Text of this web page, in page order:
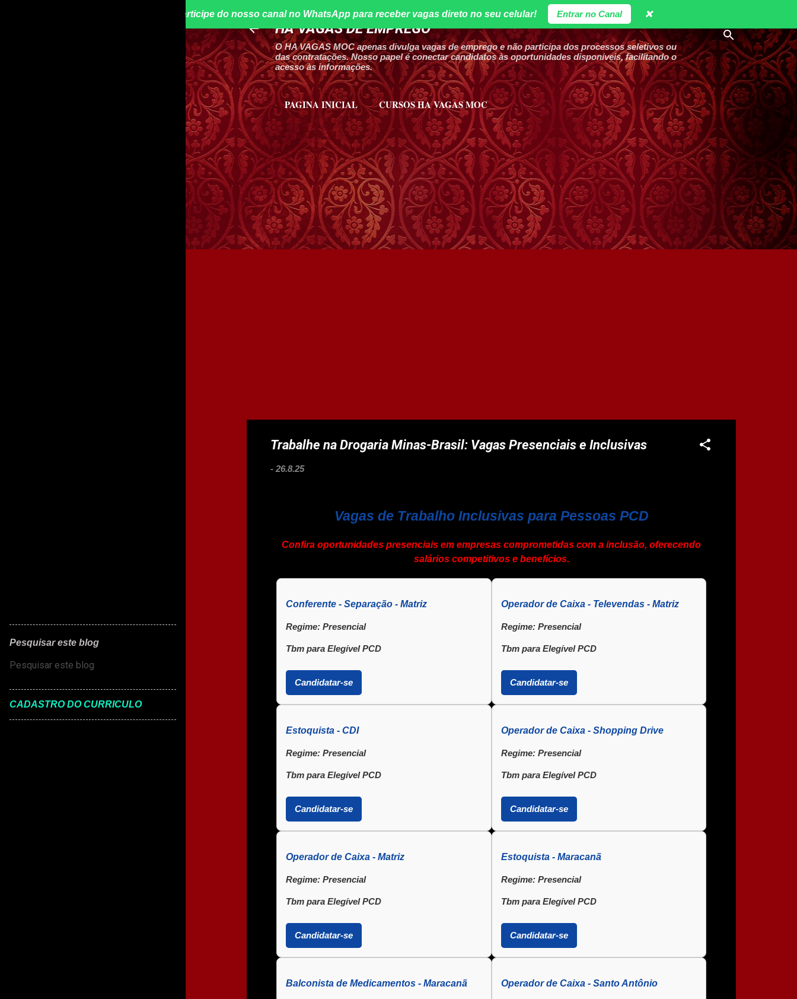
Pular para o conteúdo principal
HA VAGAS DE EMPREGO
O HA VAGAS MOC apenas divulga vagas de emprego e não participa dos processos seletivos ou
das contratações. Nosso papel é conectar candidatos às oportunidades disponíveis, facilitando o
acesso às informações.
📢 Participe do nosso canal no WhatsApp para receber vagas direto no seu celular! Entrar no Canal ❌
PAGINA INICIAL CURSOS HA VAGAS MOC
Trabalhe na Drogaria Minas-Brasil: Vagas Presenciais e Inclusivas
- 26.8.25
Vagas de Trabalho Inclusivas para Pessoas PCD
Confira oportunidades presenciais em empresas comprometidas com a inclusão, oferecendo
salários competitivos e benefícios.
Conferente - Separação - Matriz
Regime: Presencial
Tbm para Elegível PCD
Candidatar-se
Operador de Caixa - Televendas - Matriz
Regime:Presencial
Tbm para Elegível PCD
Candidatar-se
Estoquista - CDI
Regime: Presencial
Tbm para Elegível PCD
Candidatar-se
Operador de Caixa - Shopping Drive
Regime:Presencial
Tbm para Elegível PCD
Candidatar-se
Operador de Caixa - Matriz
Regime: Presencial
Tbm para Elegível PCD
Candidatar-se
Estoquista - Maracanã
Regime:Presencial
Tbm para Elegível PCD
Candidatar-se
Balconista de Medicamentos - Maracanã Operador de Caixa - Santo Antônio
Pesquisar este blog
CADASTRO DO CURRICULO